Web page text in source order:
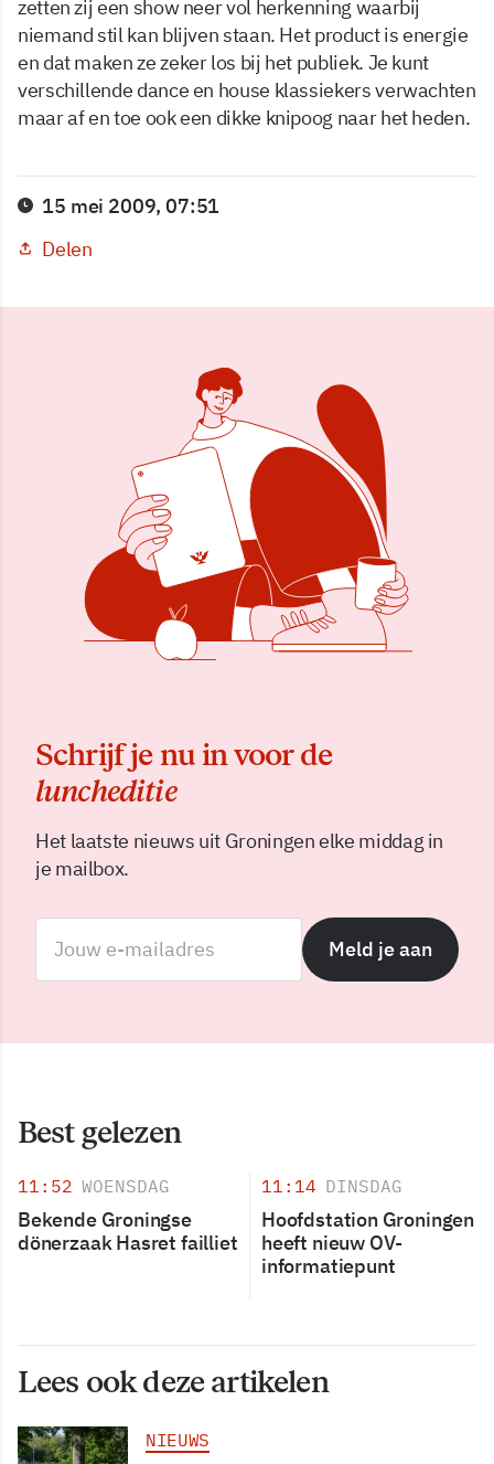
zetten zij een show neer vol herkenning waarbij
niemand stil kan blijven staan. Het product is energie
en dat maken ze zeker los bij het publiek. Je kunt
verschillende dance en house klassiekers verwachten
maar af en toe ook een dikke knipoog naar het heden.
15 mei 2009, 07:51
Delen
Schrijf je nu in voor de
luncheditie
Het laatste nieuws uit Groningen elke middag in
je mailbox.
Meld je aan
Best gelezen
11:52 WOENSDAG
Bekende Groningse
dönerzaak Hasret failliet
11:14 DINSDAG
Hoofdstation Groningen
heeft nieuw OV-
informatiepunt
Lees ook deze artikelen
NIEUWS